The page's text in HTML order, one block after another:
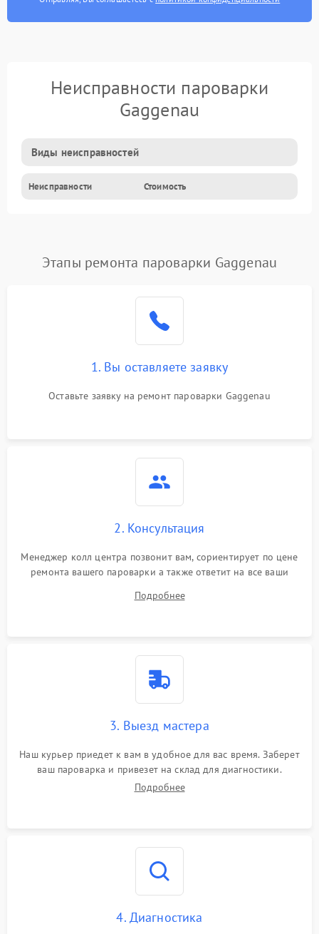
Неисправности пароварки
Gaggenau
Виды неисправностей
Неисправности Стоимость
Этапы ремонта пароварки Gaggenau
1. Вы оставляете заявку
Оставьте заявку на ремонт пароварки Gaggenau
2. Консультация
Менеджер колл центра позвонит вам, сориентирует по цене
ремонта вашего пароварки а также ответит на все ваши
Подробнее
3. Выезд мастера
Наш курьер приедет к вам в удобное для вас время. Заберет
ваш пароварка и привезет на склад для диагностики.
Подробнее
4. Диагностика